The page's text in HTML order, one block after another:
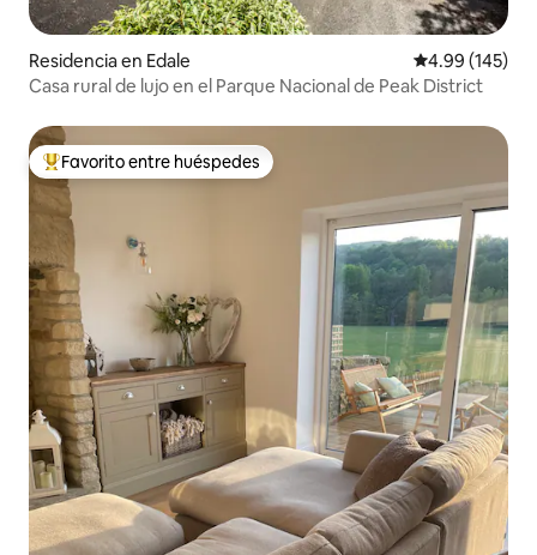
Residencia en Edale Calificación
4.99 (145)
Casa rural de lujo en el Parque Nacional de Peak District
De los mejores en Favorito entre huéspedes
Favorito entre huéspedes